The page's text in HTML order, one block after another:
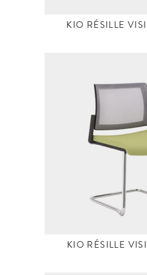
KIO RÉSILLE
KIO RÉSILLE